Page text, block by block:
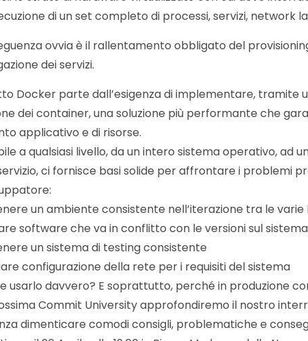
di un set completo di processi, servizi, network
ovvia è il rallentamento obbligato del
dei servizi.
Docker parte dall’esigenza di implementare, tramite
dei container, una soluzione più performante che
applicativo e di risorse.
a qualsiasi livello, da un intero sistema operativo, ad
ci fornisce basi solide per affrontare i problemi
un ambiente consistente nell’iterazione tra le varie
software che va in conflitto con le versioni sul
un sistema di testing consistente
configurazione della rete per i requisiti del sistema
usarlo davvero? E soprattutto, perché in produzione
Commit University approfondiremo il nostro
dimenticare comodi consigli, problematiche e